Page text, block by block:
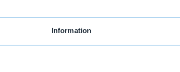
Information
för steg